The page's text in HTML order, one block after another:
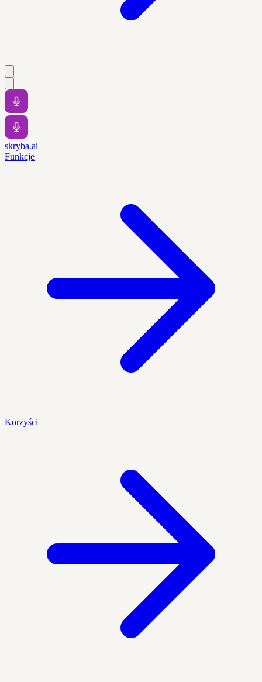
skryba.ai
Funkcje
Korzyści